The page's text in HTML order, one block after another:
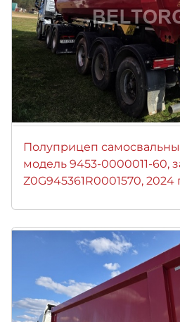
Полуприцеп
модель 9453-0000011-60,
Z0G945361R0001570, 2024